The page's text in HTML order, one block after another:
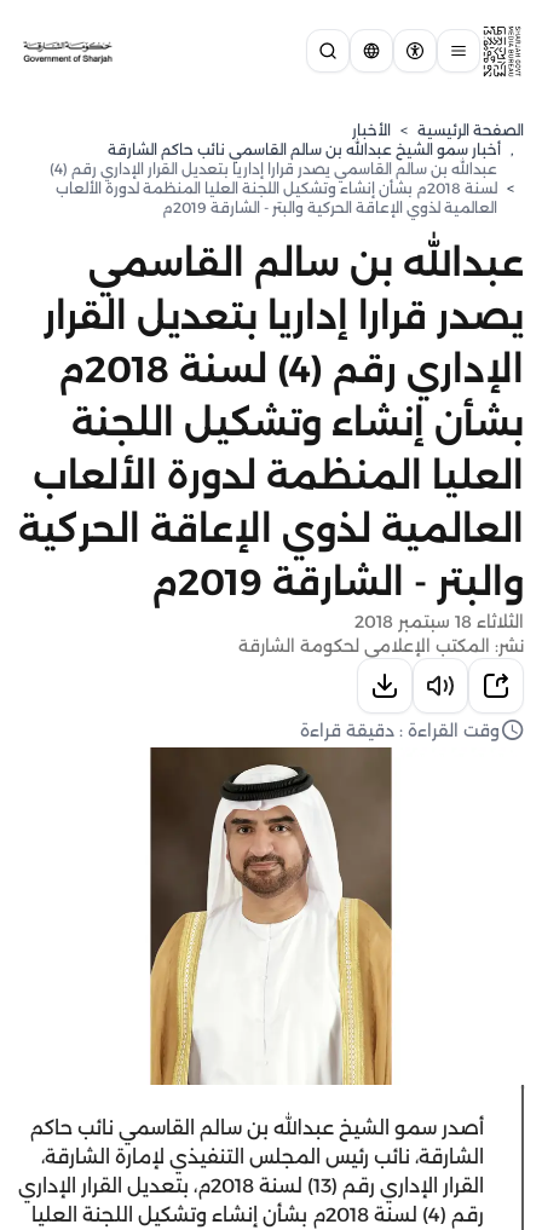
الصفحة الرئيسية > الأخبار
, ⁠أخبار سمو الشيخ عبدالله بن سالم القاسمي نائب حاكم الشارقة
>
عبدالله بن سالم القاسمي يصدر قرارا إداريا بتعديل القرار الإداري رقم (4)
لسنة 2018م بشأن إنشاء وتشكيل اللجنة العليا المنظمة لدورة الألعاب
العالمية لذوي الإعاقة الحركية والبتر - الشارقة 2019م
عبدالله بن سالم القاسمي
يصدر قرارا إداريا بتعديل القرار
الإداري رقم (4) لسنة 2018م
بشأن إنشاء وتشكيل اللجنة
العليا المنظمة لدورة الألعاب
العالمية لذوي الإعاقة الحركية
والبتر - الشارقة 2019م
الثلاثاء 18 سبتمبر 2018
نشر: المكتب الإعلامي لحكومة الشارقة
وقت القراءة : دقيقة قراءة
أصدر سمو الشيخ عبدالله بن سالم القاسمي نائب حاكم
الشارقة، نائب رئيس المجلس التنفيذي لإمارة الشارقة،
القرار الإداري رقم (13) لسنة 2018م، بتعديل القرار الإداري
رقم (4) لسنة 2018م بشأن إنشاء وتشكيل اللجنة العليا